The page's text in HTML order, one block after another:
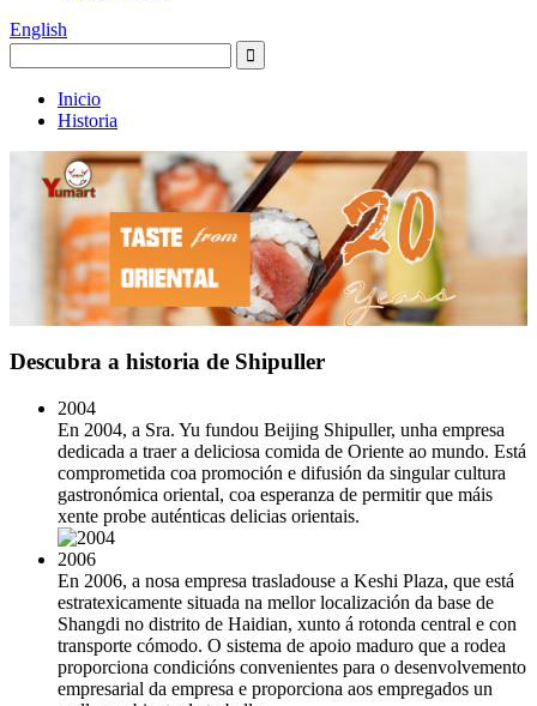
English
Inicio
Historia
Descubra a historia de Shipuller
2004
En 2004, a Sra. Yu fundou Beijing Shipuller, unha empresa
dedicada a traer a deliciosa comida de Oriente ao mundo. Está
comprometida coa promoción e difusión da singular cultura
gastronómica oriental, coa esperanza de permitir que máis
xente probe auténticas delicias orientais.
2006
En 2006, a nosa empresa trasladouse a Keshi Plaza, que está
estratexicamente situada na mellor localización da base de
Shangdi no distrito de Haidian, xunto á rotonda central e con
transporte cómodo. O sistema de apoio maduro que a rodea
proporciona condicións convenientes para o desenvolvemento
empresarial da empresa e proporciona aos empregados un